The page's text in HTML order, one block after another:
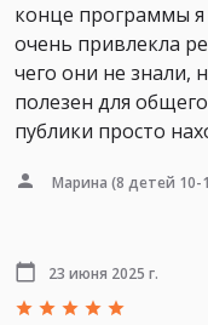
конце программы
очень привлекла
чего они не знали,
полезен для
публики просто
Марина (8 детей 10-
23 июня 2025 г.